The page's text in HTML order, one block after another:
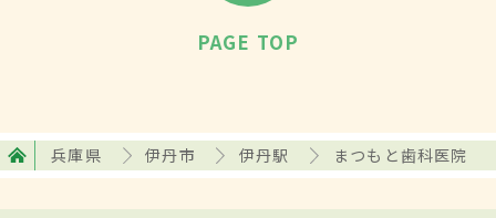
PAGE TOP
兵庫県 伊丹市 伊丹駅 まつもと歯科医院